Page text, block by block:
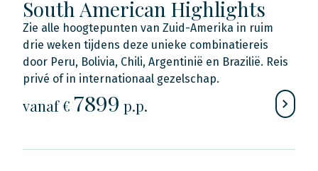
South American Highlights
Zie alle hoogtepunten van Zuid-Amerika in ruim
drie weken tijdens deze unieke combinatiereis
door Peru, Bolivia, Chili, Argentinië en Brazilië. Reis
privé of in internationaal gezelschap.
vanaf € 7899 p.p.